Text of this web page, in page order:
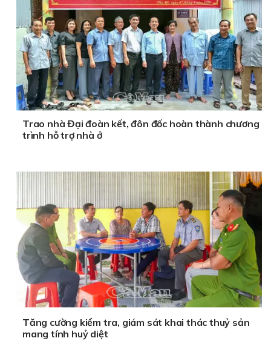
Trao nhà Đại đoàn kết, đôn đốc hoàn thành chương
trình hỗ trợ nhà ở
Tăng cường kiểm tra, giám sát khai thác thuỷ sản
mang tính huỷ diệt